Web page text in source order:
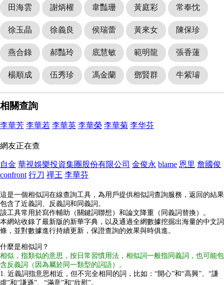
田海雲 謝炳權 韋豔珊 黃庭彩 常奉忱
徐玉晶 徐義良 侯瑞蕾 黃來女 陳保珍
燕合錄 郝豔玲 底慧敏 範明龍 張香蓮
楊順成 伍秀珍 馮金蘭 鄧賢群 牛紫璿
相關查詢
李華芳 李華若 李華英 李華榮 李華菊 李华芬
網友正在查
自金 華視娛樂投資集團股份有限公司 金俊永 blame 恩里 詹國俊
confront 行刀 禪王 李華芬
這是一個相似詞在線查詢工具，為用戶提供相似詞查詢服務，返回的結果
包含了近義詞、反義詞和同義詞。
該工具常用於寫作輔助（關鍵詞聯想）和論文降重（同義詞替換）。
本網站收錄了最新版的新華字典，以及通過全網數據挖掘出海量的中文詞
條，並對數據進行持續更新，保證查詢的效果與時俱進。
什麼是相似詞？
相似，指類似的意思，按日常習慣用法，相似詞一般指同義詞，也可能包
含反義詞（因為屬於同一類型的詞語）。
1. 近義詞指意思相近，但不完全相同的詞，比如：“開心”和“高興”、“謙
虛”和“謙遜”、“滿意”和“欣慰”。